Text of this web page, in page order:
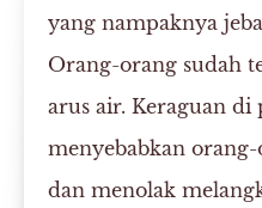
yang nampaknya
Orang-orang sudah
arus air. Keraguan
menyebabkan
dan menolak